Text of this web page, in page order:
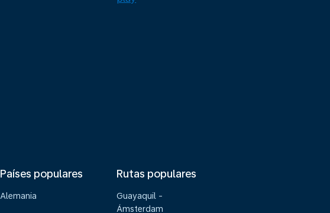
Países populares
Alemania
Rutas populares
Guayaquil -
Ámsterdam